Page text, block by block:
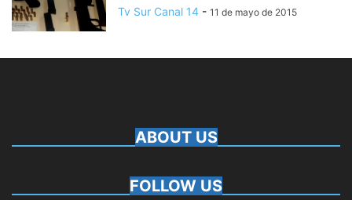
Tv Sur Canal 14 - 11 de mayo de 2015
ABOUT US
FOLLOW US